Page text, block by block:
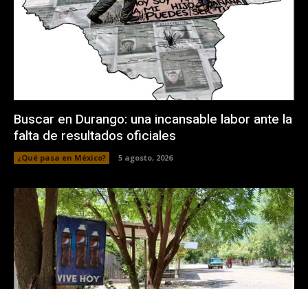
Buscar en Durango: una incansable labor ante la
falta de resultados oficiales
¿Qué pasa en México? 5 agosto, 2026